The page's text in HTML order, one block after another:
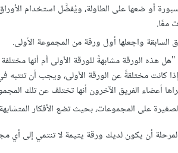
أو ضعها على الطاولة، ويُفضَّل استخدام
معًا.
السابقة واجعلها أول ورقة من المجموعة الأولى.
الورقة مشابهةً للورقة الأولى أم أنها
كانت مختلقةً عن الورقة الأولى، ويجب أن
أعضاء الفريق الآخرون أنها تختلف عن تلك
على المجموعات، بحيث تضع الأفكار
أن يكون لديك ورقة يتيمة لا تنتمي إلى أي